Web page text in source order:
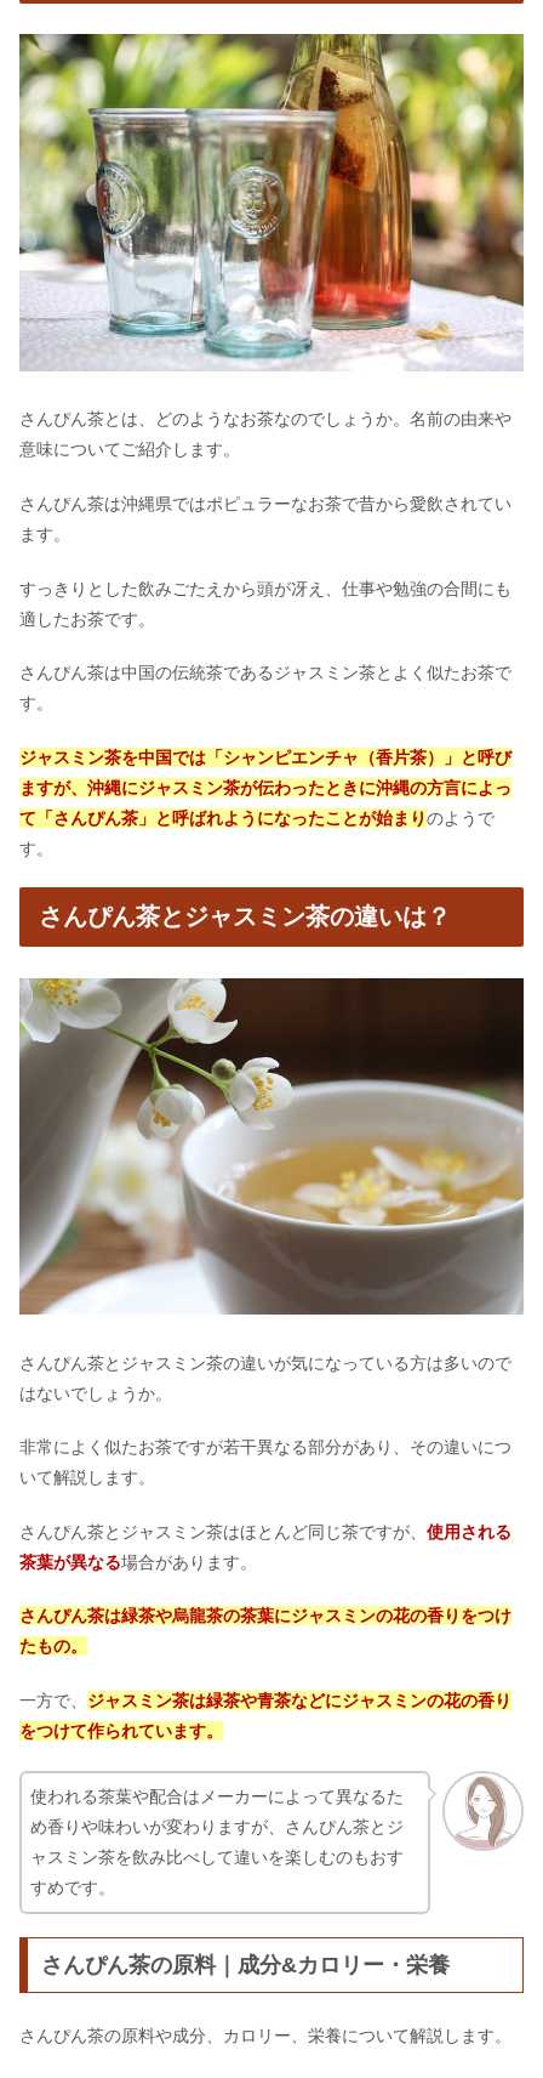
さんぴん茶とは、どのようなお茶なのでしょうか。名前の由来や
意味についてご紹介します。
さんぴん茶は沖縄県ではポピュラーなお茶で昔から愛飲されてい
ます。
すっきりとした飲みごたえから頭が冴え、仕事や勉強の合間にも
適したお茶です。
さんぴん茶は中国の伝統茶であるジャスミン茶とよく似たお茶で
す。
ジャスミン茶を中国では「シャンピエンチャ（香片茶）」と呼び
ますが、沖縄にジャスミン茶が伝わったときに沖縄の方言によっ
て「さんぴん茶」と呼ばれようになったことが始まりのようで
す。
さんぴん茶とジャスミン茶の違いは？
さんぴん茶とジャスミン茶の違いが気になっている方は多いので
はないでしょうか。
非常によく似たお茶ですが若干異なる部分があり、その違いにつ
いて解説します。
さんぴん茶とジャスミン茶はほとんど同じ茶ですが、 使用される
茶葉が異なる場合があります。
さんぴん茶は緑茶や烏龍茶の茶葉にジャスミンの花の香りをつけ
たもの。
一方で、 ジャスミン茶は緑茶や青茶などにジャスミンの花の香り
をつけて作られています。
使われる茶葉や配合はメーカーによって異なるた
め香りや味わいが変わりますが、さんぴん茶とジ
ャスミン茶を飲み比べして違いを楽しむのもおす
すめです。
さんぴん茶の原料｜成分&カロリー・栄養
さんぴん茶の原料や成分、カロリー、栄養について解説します。